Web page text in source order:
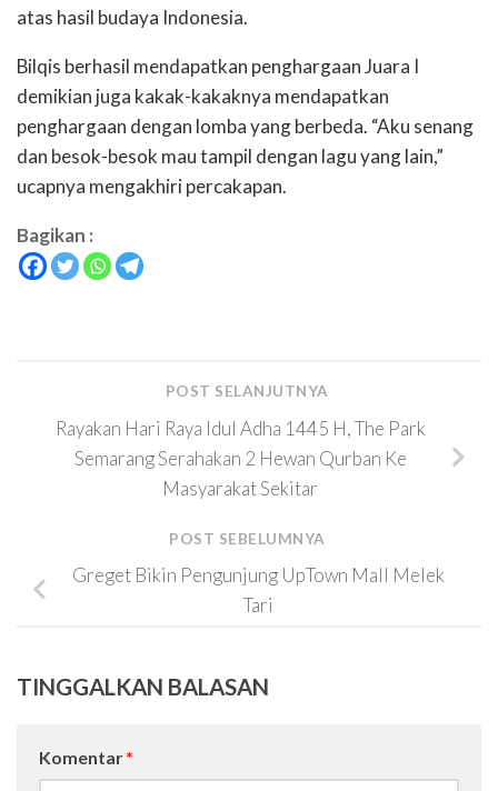
atas hasil budaya Indonesia.
Bilqis berhasil mendapatkan penghargaan Juara I
demikian juga kakak-kakaknya mendapatkan
penghargaan dengan lomba yang berbeda. “Aku senang
dan besok-besok mau tampil dengan lagu yang lain,”
ucapnya mengakhiri percakapan.
Bagikan :
POST SELANJUTNYA
Rayakan Hari Raya Idul Adha 1445 H, The Park
Semarang Serahakan 2 Hewan Qurban Ke
Masyarakat Sekitar
POST SEBELUMNYA
Greget Bikin Pengunjung UpTown Mall Melek
Tari
TINGGALKAN BALASAN
Komentar *